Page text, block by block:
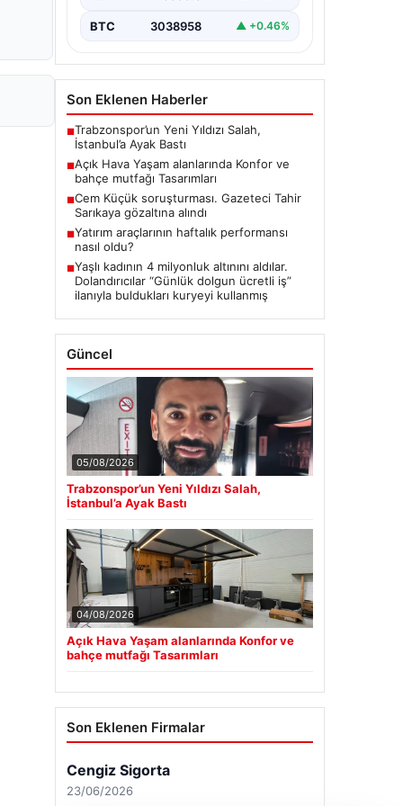
BTC 3038958 ▲ +0.46%
Son Eklenen Haberler
■Trabzonspor’un Yeni Yıldızı Salah,
İstanbul’a Ayak Bastı
■Açık Hava Yaşam alanlarında Konfor ve
bahçe mutfağı Tasarımları
■Cem Küçük soruşturması. Gazeteci Tahir
Sarıkaya gözaltına alındı
■Yatırım araçlarının haftalık performansı
nasıl oldu?
■Yaşlı kadının 4 milyonluk altınını aldılar.
Dolandırıcılar “Günlük dolgun ücretli iş”
ilanıyla buldukları kuryeyi kullanmış
Güncel
05/08/2026
Trabzonspor’un Yeni Yıldızı Salah,
İstanbul’a Ayak Bastı
04/08/2026
Açık Hava Yaşam alanlarında Konfor ve
bahçe mutfağı Tasarımları
Son Eklenen Firmalar
Cengiz Sigorta
23/06/2026